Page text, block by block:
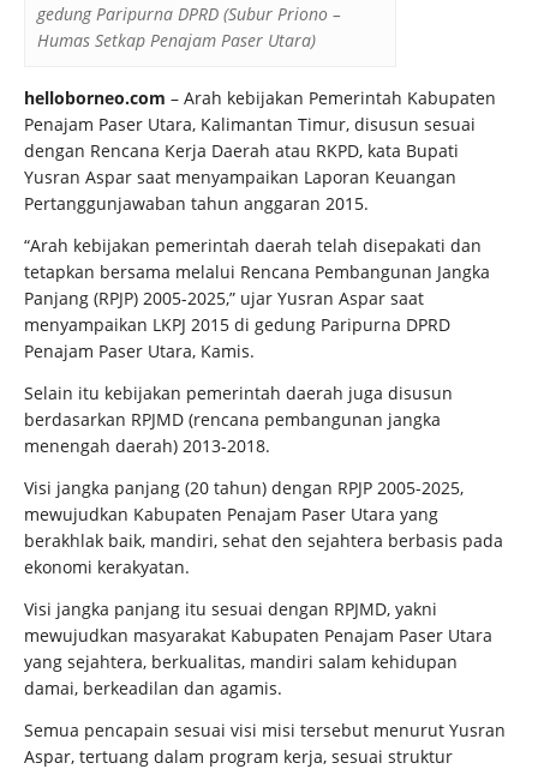
gedung Paripurna DPRD (Subur Priono –
Humas Setkap Penajam Paser Utara)
helloborneo.com – Arah kebijakan Pemerintah Kabupaten
Penajam Paser Utara, Kalimantan Timur, disusun sesuai
dengan Rencana Kerja Daerah atau RKPD, kata Bupati
Yusran Aspar saat menyampaikan Laporan Keuangan
Pertanggunjawaban tahun anggaran 2015.
“Arah kebijakan pemerintah daerah telah disepakati dan
tetapkan bersama melalui Rencana Pembangunan Jangka
Panjang (RPJP) 2005-2025,” ujar Yusran Aspar saat
menyampaikan LKPJ 2015 di gedung Paripurna DPRD
Penajam Paser Utara, Kamis.
Selain itu kebijakan pemerintah daerah juga disusun
berdasarkan RPJMD (rencana pembangunan jangka
menengah daerah) 2013-2018.
Visi jangka panjang (20 tahun) dengan RPJP 2005-2025,
mewujudkan Kabupaten Penajam Paser Utara yang
berakhlak baik, mandiri, sehat den sejahtera berbasis pada
ekonomi kerakyatan.
Visi jangka panjang itu sesuai dengan RPJMD, yakni
mewujudkan masyarakat Kabupaten Penajam Paser Utara
yang sejahtera, berkualitas, mandiri salam kehidupan
damai, berkeadilan dan agamis.
Semua pencapain sesuai visi misi tersebut menurut Yusran
Aspar, tertuang dalam program kerja, sesuai struktur